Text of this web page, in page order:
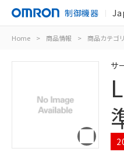
制御機器
Home > 商品情報 > 商品カテゴリ
サ